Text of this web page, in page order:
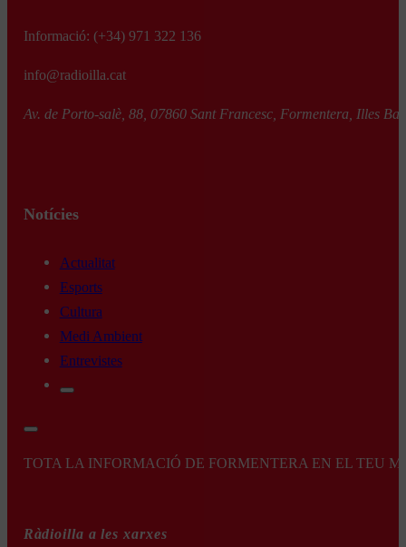
Informació: (+34) 971 322 136
info@radioilla.cat
Av. de Porto-salè, 88, 07860 Sant Francesc, Formentera, Illes
Notícies
Actualitat
Esports
Cultura
Medi Ambient
Entrevistes
TOTA LA INFORMACIÓ DE FORMENTERA EN EL TEU
Ràdioilla a les xarxes